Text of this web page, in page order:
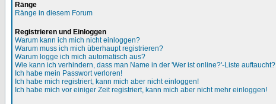
Ränge
Ränge in diesem Forum
Registrieren und Einloggen
Warum kann ich mich nicht einloggen?
Warum muss ich mich überhaupt registrieren?
Warum logge ich mich automatisch aus?
Wie kann ich verhindern, dass man Name in der 'Wer ist online?'-Liste auftaucht?
Ich habe mein Passwort verloren!
Ich habe mich registriert, kann mich aber nicht einloggen!
Ich habe mich vor einiger Zeit registriert, kann mich aber nicht mehr einloggen!